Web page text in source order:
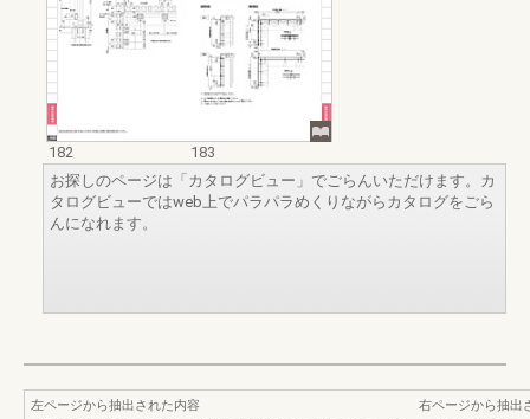
182
183
お探しのページは「カタログビュー」でごらんいただけます。カ
タログビューではweb上でパラパラめくりながらカタログをごら
んになれます。
左ページから抽出された内容
右ページから抽出